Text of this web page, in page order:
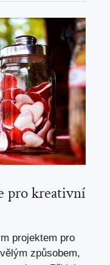
pro kreativní
projektem pro
způsobem,